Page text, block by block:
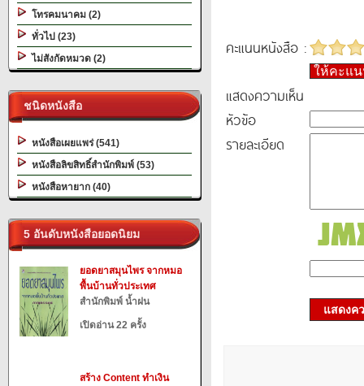
โทรคมนาคม (2)
ทั่วไป (23)
ไม่สังกัดหมวด (2)
ชนิดหนังสือ
หนังสือเผยแพร่ (541)
หนังสือลิขสิทธิ์สำนักพิมพ์ (53)
หนังสือหายาก (40)
5 อันดับหนังสือยอดนิยม
ยอดยาสมุนไพร จากหมอ
พื้นบ้านทั่วประเทศ
สำนักพิมพ์ น้ำฝน
เปิดอ่าน 22 ครั้ง
สร้าง Content ทำเงิน
คะแนนหนังสือ :
ให้คะแ
แสดงความเห็น
หัวข้อ
รายละเอียด
แสดงค